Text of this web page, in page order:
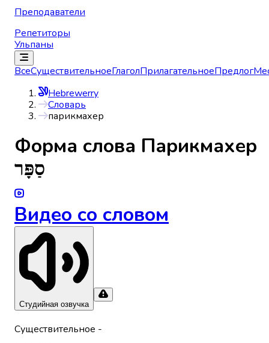
Преподаватели
Репетиторы
Ульпаны
ВсеСуществительноеГлаголПрилагательноеПредлог
Hebrewerry
Словарь
парикмахер
Форма слова Парикмахер
סַפָּר
Видео со словом
Студийная озвучка
Существительное -